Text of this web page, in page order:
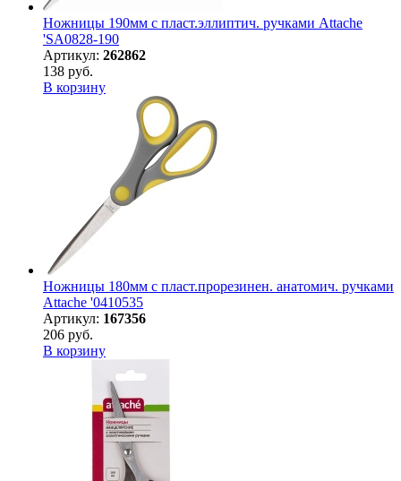
Ножницы 190мм с пласт.эллиптич. ручками Attache
'SA0828-190
Артикул: 262862
138 руб.
В корзину
Ножницы 180мм с пласт.прорезинен. анатомич. ручками
Attache '0410535
Артикул: 167356
206 руб.
В корзину